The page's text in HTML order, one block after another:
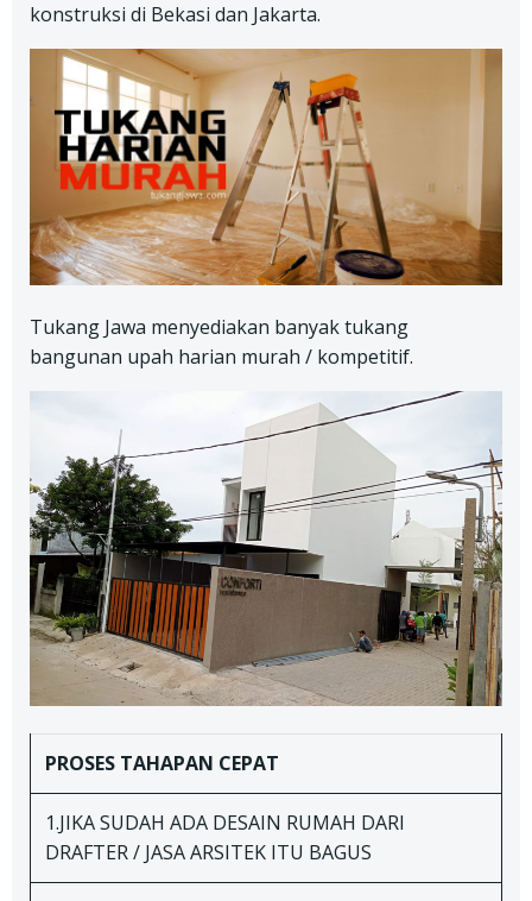
konstruksi di Bekasi dan Jakarta.
Tukang Jawa menyediakan banyak tukang
bangunan upah harian murah / kompetitif.
PROSES TAHAPAN CEPAT
1.JIKA SUDAH ADA DESAIN RUMAH DARI
DRAFTER / JASA ARSITEK ITU BAGUS